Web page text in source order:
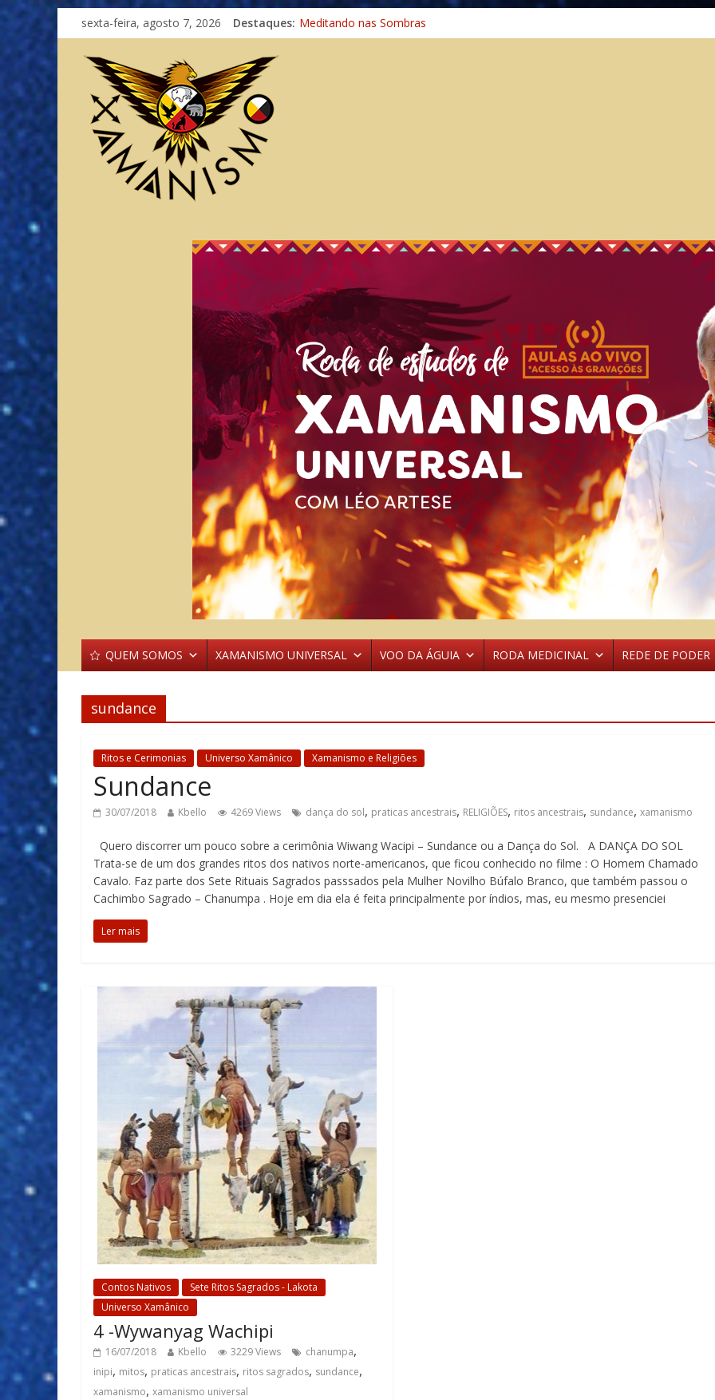
sexta-feira, agosto 7, 2026 Destaques:
Meditando nas Sombras
QUEM SOMOS XAMANISMO UNIVERSAL VOO DA ÁGUIA RODA MEDICINAL REDE DE PODER
sundance
Ritos e Cerimonias Universo Xamânico Xamanismo e Religiões
Sundance
30/07/2018 Kbello 4269 Views dança do sol, praticas ancestrais, RELIGIÕES, ritos ancestrais, sundance, xamanismo
Quero discorrer um pouco sobre a cerimônia Wiwang Wacipi – Sundance ou a Dança do Sol. A DANÇA DO SOL
Trata-se de um dos grandes ritos dos nativos norte-americanos, que ficou conhecido no filme : O Homem Chamado
Cavalo. Faz parte dos Sete Rituais Sagrados passsados pela Mulher Novilho Búfalo Branco, que também passou o
Cachimbo Sagrado – Chanumpa . Hoje em dia ela é feita principalmente por índios, mas, eu mesmo presenciei
Ler mais
Contos Nativos
Sete Ritos Sagrados - Lakota
Universo Xamânico
4 -Wywanyag Wachipi
16/07/2018 Kbello 3229 Views chanumpa,
inipi, mitos, praticas ancestrais, ritos sagrados, sundance,
xamanismo, xamanismo universal